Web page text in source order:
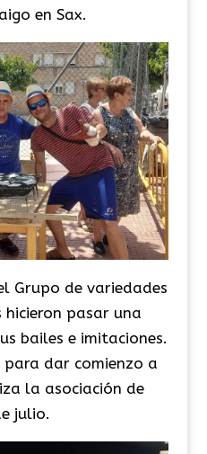
en Sax.
Grupo de variedades
hicieron pasar una
bailes e imitaciones.
para dar comienzo a
la asociación de
julio.